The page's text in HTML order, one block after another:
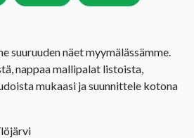
suuruuden näet myymälässämme.
nappaa mallipalat listoista,
mukaasi ja suunnittele kotona